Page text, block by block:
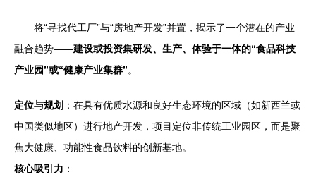
将“寻找代工厂”与“房地产开发”并置，揭示了一个潜在的产业
融合趋势——建设或投资集研发、生产、体验于一体的“食品科技
产业园”或“健康产业集群”。
定位与规划 ：在具有优质水源和良好生态环境的区域（如新西兰或
中国类似地区）进行地产开发，项目定位非传统工业园区，而是聚
焦大健康、功能性食品饮料的创新基地。
核心吸引力 ：